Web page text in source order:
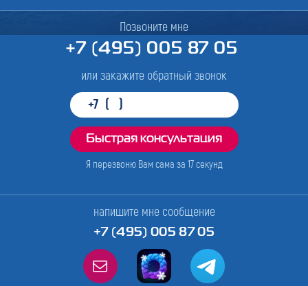
Позвоните мне
+7 (495) 005 87 05
или закажите обратный звонок
Я перезвоню Вам сама за 17секунд
напишите мне сообщение
+7 (495) 005 87 05